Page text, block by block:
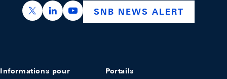
https://x.com/snb_bns
https://ch.linkedin.com/company/swiss-
https://www.youtube.com/
SNB NEWS ALERT
Informations pour Portails